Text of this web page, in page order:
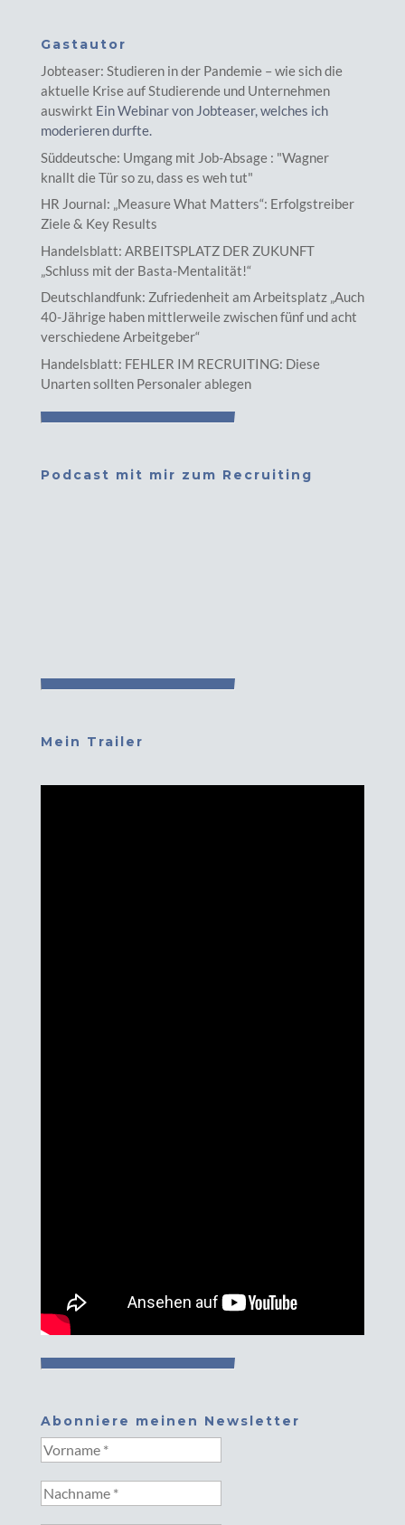
Gastautor
Jobteaser: Studieren in der Pandemie – wie sich die
aktuelle Krise auf Studierende und Unternehmen
auswirkt Ein Webinar von Jobteaser, welches ich
moderieren durfte.
Süddeutsche: Umgang mit Job-Absage : "Wagner
knallt die Tür so zu, dass es weh tut"
HR Journal: „Measure What Matters“: Erfolgstreiber
Ziele & Key Results
Handelsblatt: ARBEITSPLATZ DER ZUKUNFT
„Schluss mit der Basta-Mentalität!“
Deutschlandfunk: Zufriedenheit am Arbeitsplatz „Auch
40-Jährige haben mittlerweile zwischen fünf und acht
verschiedene Arbeitgeber“
Handelsblatt: FEHLER IM RECRUITING: Diese
Unarten sollten Personaler ablegen
Podcast mit mir zum Recruiting
Mein Trailer
Abonniere meinen Newsletter